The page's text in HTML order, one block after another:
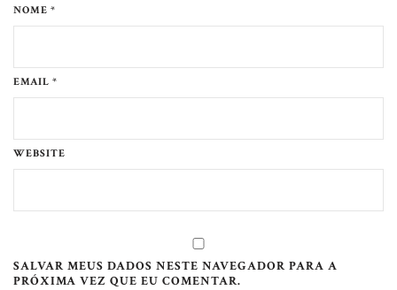
NOME *
EMAIL *
WEBSITE
SALVAR MEUS DADOS NESTE NAVEGADOR PARA A
PRÓXIMA VEZ QUE EU COMENTAR.